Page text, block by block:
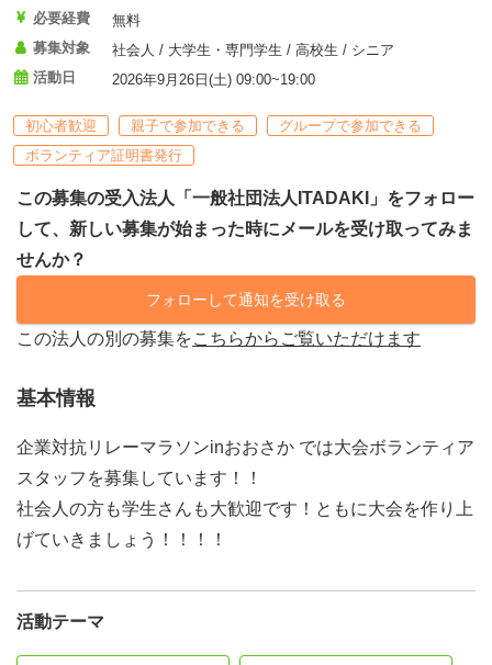
必要経費
無料
募集対象
社会人 / 大学生・専門学生 / 高校生 / シニア
活動日
2026年9月26日(土) 09:00~19:00
初心者歓迎 親子で参加できる
グループで参加できる
ボランティア証明書発行
この募集の受入法人「一般社団法人ITADAKI」をフォロー
して、新しい募集が始まった時にメールを受け取ってみま
せんか？
フォローして通知を受け取る
この法人の別の募集をこちらからご覧いただけます
基本情報
企業対抗リレーマラソンinおおさか では大会ボランティア
スタッフを募集しています！！
社会人の方も学生さんも大歓迎です！ともに大会を作り上
げていきましょう！！！！
活動テーマ